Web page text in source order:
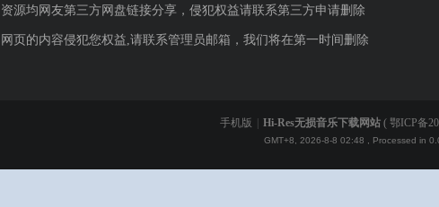
资源均网友第三方网盘链接分享，侵犯权益请联系第三方申请删除
网页的内容侵犯您权益,请联系管理员邮箱，我们将在第一时间删除
手机版 Hi-Res无损音乐下载网站 ( 鄂ICP备
GMT+8, 2026-8-8 02:48 , Processed in